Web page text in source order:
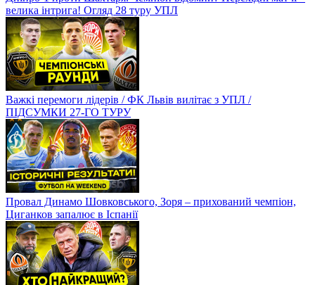
велика інтрига! Огляд 28 туру УПЛ
Важкі перемоги лідерів / ФК Львів вилітає з УПЛ /
ПІДСУМКИ 27-ГО ТУРУ
Провал Динамо Шовковського, Зоря – прихований чемпіон,
Циганков запалює в Іспанії